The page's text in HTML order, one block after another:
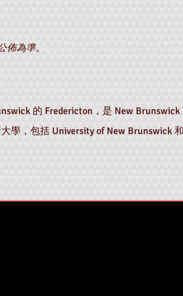
為準。
的 Fredericton， 是 New
學，包括 University of New Brunswick